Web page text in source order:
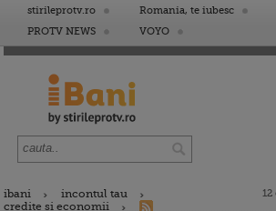
stirileprotv.ro Romania, te iubesc
PROTV NEWS
VOYO
ibani
incontul tau
credite si economii
12